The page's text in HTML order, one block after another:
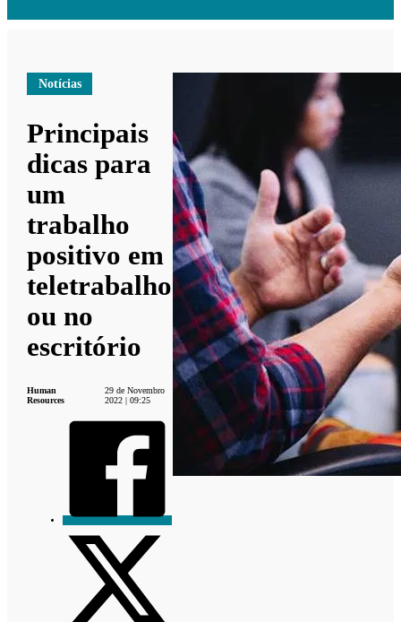
Notícias
Principais
dicas para
um
trabalho
positivo em
teletrabalho
ou no
escritório
Human
Resources
29 de Novembro
2022 | 09:25